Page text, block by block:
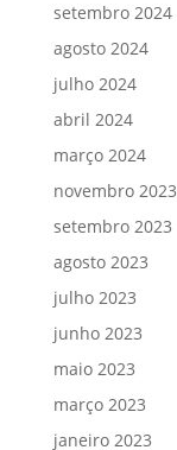
setembro 2024
agosto 2024
julho 2024
abril 2024
março 2024
novembro 2023
setembro 2023
agosto 2023
julho 2023
junho 2023
maio 2023
março 2023
janeiro 2023